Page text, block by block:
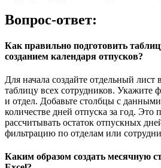
Вопрос-ответ:
Как правильно подготовить
созданием календаря отпусков?
Для начала создайте отдельный лист
таблицу всех сотрудников.
и отдел. Добавьте столбцы с
количестве дней отпуска за год. Это
рассчитывать остаток отпускных
фильтрацию по отделам или
Каким образом создать месячную